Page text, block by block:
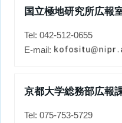
国立極地研究所広報
Tel: 042-512-0655
E-mail:
京都大学総務部広報
Tel: 075-753-5729